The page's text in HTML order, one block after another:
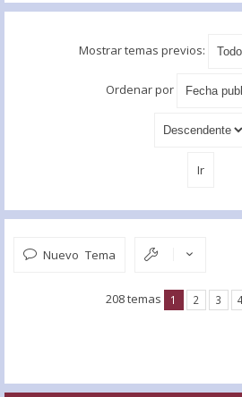
Mostrar temas previos:
Ordenar por
Nuevo Tema
208 temas 1 2 3